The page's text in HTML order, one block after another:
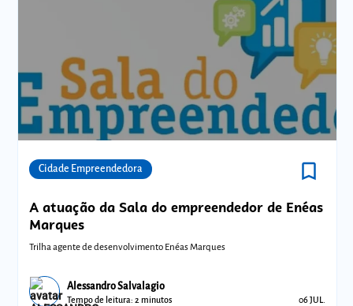
Cidade Empreendedora bookmark_border
A atuação da Sala do empreendedor de Enéas
Marques
Trilha agente de desenvolvimento Enéas Marques
Alessandro Salvalagio
Tempo de leitura: 2 minutos 06 JUL.